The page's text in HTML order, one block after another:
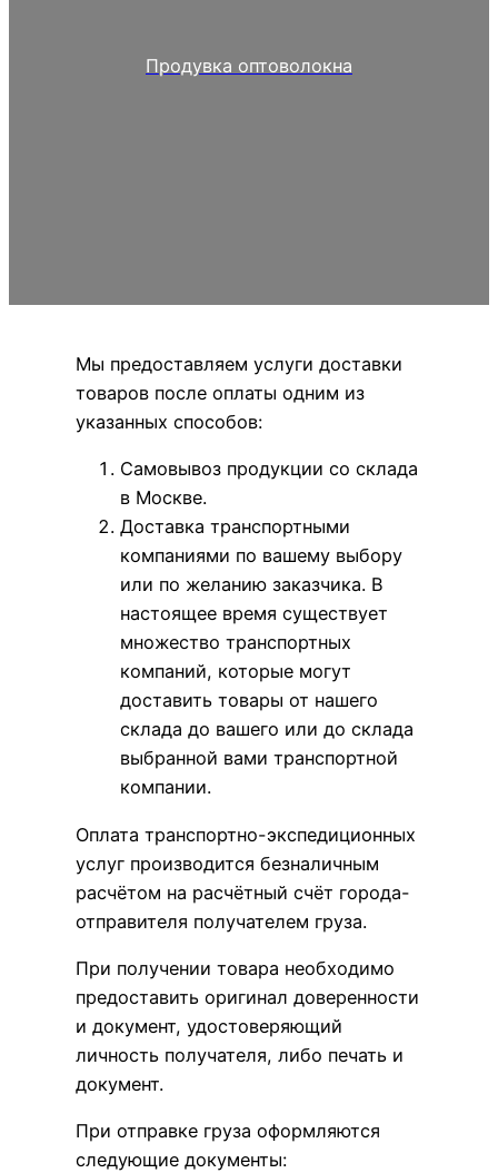
Продувка оптоволокна
Мы предоставляем услуги доставки
товаров после оплаты одним из
указанных способов:
Самовывоз продукции со склада
в Москве.
Доставка транспортными
компаниями по вашему выбору
или по желанию заказчика. В
настоящее время существует
множество транспортных
компаний, которые могут
доставить товары от нашего
склада до вашего или до склада
выбранной вами транспортной
компании.
Оплата транспортно-экспедиционных
услуг производится безналичным
расчётом на расчётный счёт города-
отправителя получателем груза.
При получении товара необходимо
предоставить оригинал доверенности
и документ, удостоверяющий
личность получателя, либо печать и
документ.
При отправке груза оформляются
следующие документы: